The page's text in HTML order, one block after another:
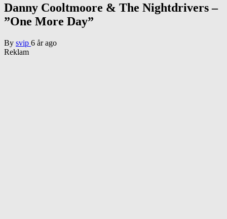
Danny Cooltmoore & The Nightdrivers –
”One More Day”
By svip 6 år ago
Reklam